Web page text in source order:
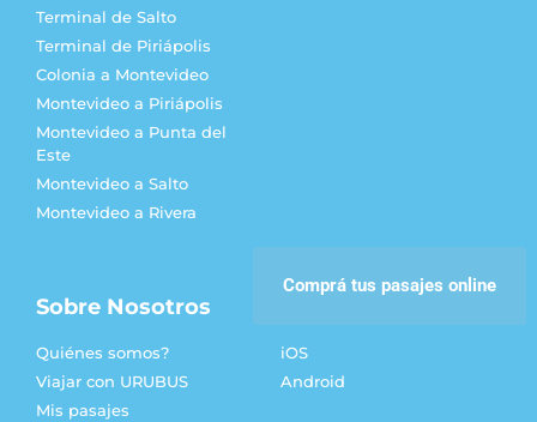
Comprá tus pasajes online
Terminal de Salto
Terminal de Piriápolis
Colonia a Montevideo
Montevideo a Piriápolis
Montevideo a Punta del
Este
Montevideo a Salto
Montevideo a Rivera
Sobre Nosotros
Quiénes somos?
Viajar con URUBUS
Mis pasajes
iOS
Android